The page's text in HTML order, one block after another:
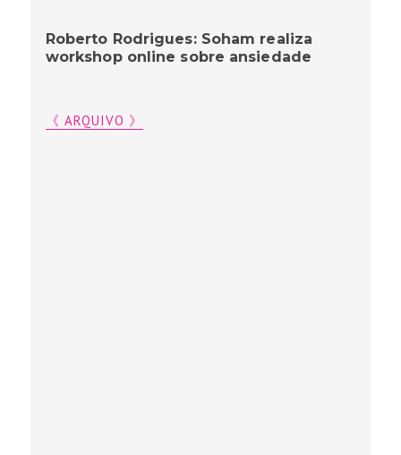
Roberto Rodrigues: Soham realiza
workshop online sobre ansiedade
《 ARQUIVO 》